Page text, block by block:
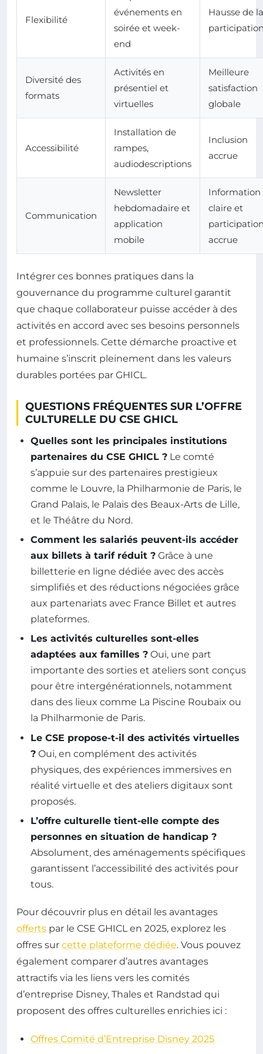
Flexibilité
événements en
soirée et week-
end
Hausse de la
Diversité des
formats
Activités en
présentiel et
virtuelles
Meilleure
satisfaction
globale
Accessibilité
Installation de
rampes,
audiodescriptions
Inclusion
accrue
Communication
Newsletter
hebdomadaire et
application
mobile
Information
claire et
accrue
Intégrer ces bonnes pratiques dans la
gouvernance du programme culturel garantit
que chaque collaborateur puisse accéder à des
activités en accord avec ses besoins personnels
et professionnels. Cette démarche proactive et
humaine s’inscrit pleinement dans les valeurs
durables portées par GHICL.
QUESTIONS FRÉQUENTES SUR L’OFFRE
CULTURELLE DU CSE GHICL
Quelles sont les principales institutions
partenaires du CSE GHICL ? Le comté
s’appuie sur des partenaires prestigieux
comme le Louvre, la Philharmonie de Paris, le
Grand Palais, le Palais des Beaux-Arts de Lille,
et le Théâtre du Nord.
Comment les salariés peuvent-ils accéder
aux billets à tarif réduit ? Grâce à une
billetterie en ligne dédiée avec des accès
simplifiés et des réductions négociées grâce
aux partenariats avec France Billet et autres
plateformes.
Les activités culturelles sont-elles
adaptées aux familles ? Oui, une part
importante des sorties et ateliers sont conçus
pour être intergénérationnels, notamment
dans des lieux comme La Piscine Roubaix ou
la Philharmonie de Paris.
Le CSE propose-t-il des activités virtuelles
? Oui, en complément des activités
physiques, des expériences immersives en
réalité virtuelle et des ateliers digitaux sont
proposés.
L’offre culturelle tient-elle compte des
personnes en situation de handicap ?
Absolument, des aménagements spécifiques
garantissent l’accessibilité des activités pour
tous.
Pour découvrir plus en détail les avantages
offerts par le CSE GHICL en 2025, explorez les
offres sur cette plateforme dédiée. Vous pouvez
également comparer d’autres avantages
attractifs via les liens vers les comités
d’entreprise Disney, Thales et Randstad qui
proposent des offres culturelles enrichies ici :
Offres Comité d’Entreprise Disney 2025